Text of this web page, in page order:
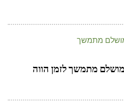
מתמשך לזמן הווה